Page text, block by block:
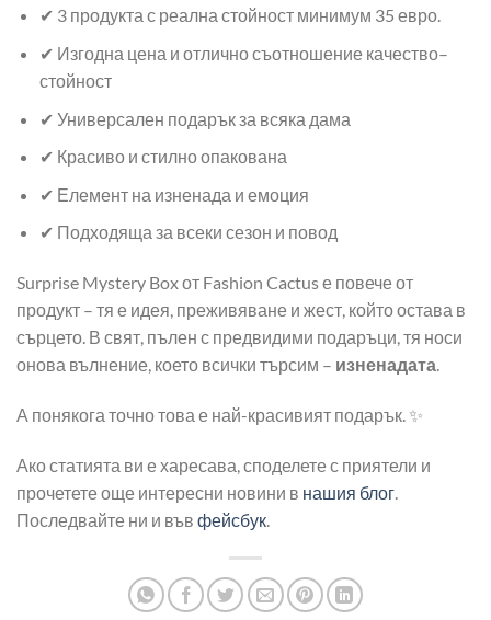
✔ 3 продукта с реална стойност минимум 35 евро.
✔ Изгодна цена и отлично съотношение качество–
стойност
✔ Универсален подарък за всяка дама
✔ Красиво и стилно опакована
✔ Елемент на изненада и емоция
✔ Подходяща за всеки сезон и повод
Surprise Mystery Box от Fashion Cactus е повече от
продукт – тя е идея, преживяване и жест, който остава в
сърцето. В свят, пълен с предвидими подаръци, тя носи
онова вълнение, което всички търсим – изненадата.
А понякога точно това е най-красивият подарък. ✨
Ако статията ви е харесава, споделете с приятели и
прочетете още интересни новини в нашия блог
Последвайте ни и във фейсбук